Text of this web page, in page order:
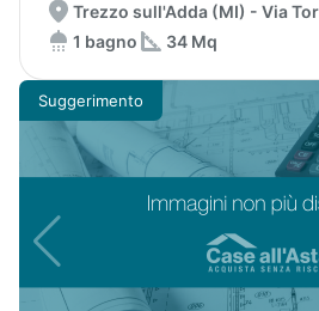
Trezzo sull'Adda (MI) - Via
1 bagno
34 Mq
Suggerimento